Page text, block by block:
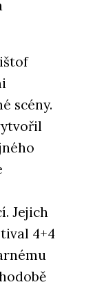
scény.
Jejich
4+4